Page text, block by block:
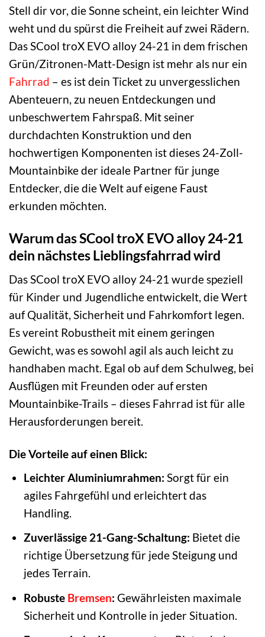
Stell dir vor, die Sonne scheint, ein leichter Wind
weht und du spürst die Freiheit auf zwei Rädern.
Das SCool troX EVO alloy 24-21 in dem frischen
Grün/Zitronen-Matt-Design ist mehr als nur ein
Fahrrad – es ist dein Ticket zu unvergesslichen
Abenteuern, zu neuen Entdeckungen und
unbeschwertem Fahrspaß. Mit seiner
durchdachten Konstruktion und den
hochwertigen Komponenten ist dieses 24-Zoll-
Mountainbike der ideale Partner für junge
Entdecker, die die Welt auf eigene Faust
erkunden möchten.
Warum das SCool troX EVO alloy 24-21
dein nächstes Lieblingsfahrrad wird
Das SCool troX EVO alloy 24-21 wurde speziell
für Kinder und Jugendliche entwickelt, die Wert
auf Qualität, Sicherheit und Fahrkomfort legen.
Es vereint Robustheit mit einem geringen
Gewicht, was es sowohl agil als auch leicht zu
handhaben macht. Egal ob auf dem Schulweg, bei
Ausflügen mit Freunden oder auf ersten
Mountainbike-Trails – dieses Fahrrad ist für alle
Herausforderungen bereit.
Die Vorteile auf einen Blick:
Leichter Aluminiumrahmen: Sorgt für ein
agiles Fahrgefühl und erleichtert das
Handling.
Zuverlässige 21-Gang-Schaltung: Bietet die
richtige Übersetzung für jede Steigung und
jedes Terrain.
Robuste Bremsen: Gewährleisten maximale
Sicherheit und Kontrolle in jeder Situation.